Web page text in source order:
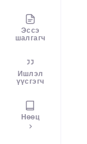
Эссэ
шалгагч
Ишлэл
үүсгэгч
Нөөц